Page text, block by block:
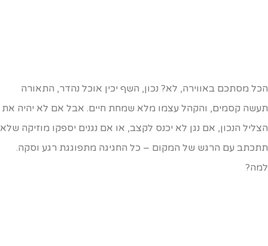
מסתכם באווירה, לא? נכון, השף יכין אוכל נהדר, התאורה
קסמים, והקהל עצמו מלא שמחת חיים. אבל אם לא יהיה את
הנכון, אם נגן לא יכנס לקצב, או אם נגנים יספקו מוזיקה שלא
עם הרגש של המקום – כל החגיגה מתפוגגת רגע וסקה.